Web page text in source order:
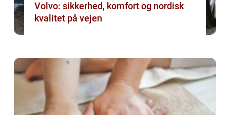
Volvo: sikkerhed, komfort og nordisk
kvalitet på vejen